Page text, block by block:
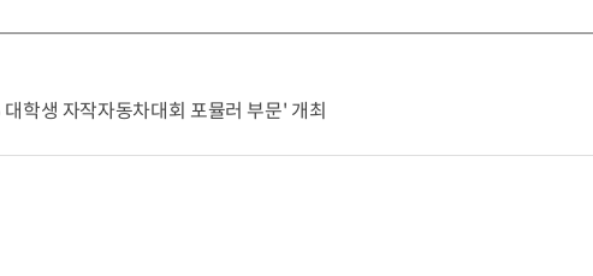
학생 자작자동차대회 포뮬러 부문' 개최